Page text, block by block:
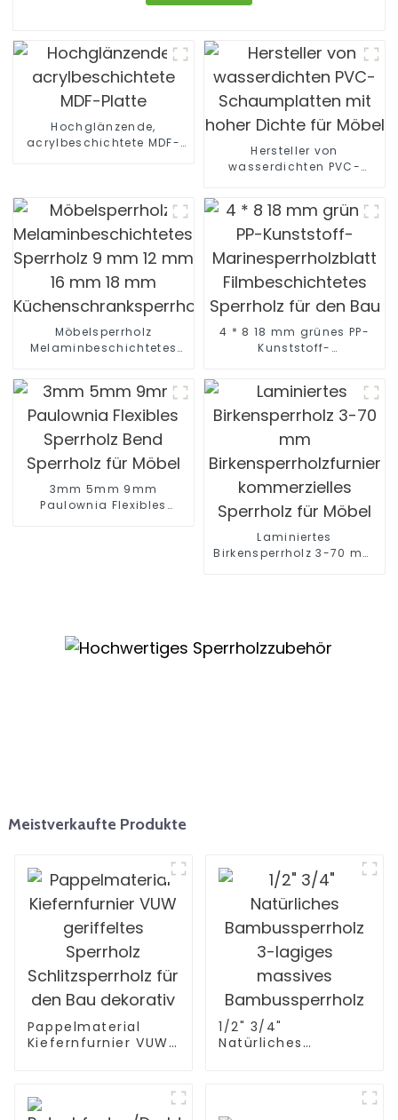
Hochglänzende,
acrylbeschichtete MDF-
Hersteller von
wasserdichten PVC-
Möbelsperrholz
Melaminbeschichtetes
Küchenschranksperrholz
4 * 8 18 mm grünes PP-
Kunststoff-
Sperrholz für den Bau
3mm 5mm 9mm
Paulownia Flexibles
Laminiertes
Birkensperrholz 3-70 mm
Meistverkaufte Produkte
Pappelmaterial
Kiefernfurnier VUW
Schlitzsperrholz für
den Bau dekorativ
1/2" 3/4"
Natürliches